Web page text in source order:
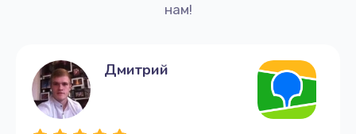
компьютеров Apple.
Замена комплектующих на оригинальные
детали.
Гарантия на работы и комплектующие до 3
лет.
нам!
Дмитрий